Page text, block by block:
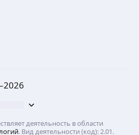
2026
деятельность в области
. Вид деятельности (код): 2.01.